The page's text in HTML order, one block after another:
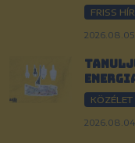
FRISS
2026.08.05.
KÖZÉLET
2026.08.04.